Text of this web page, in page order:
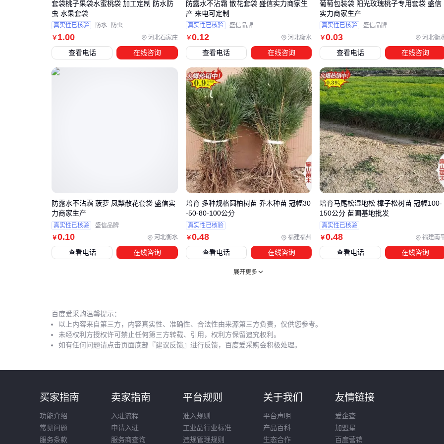
少冷凝水对水果表皮的损害。对于需要品牌展示的种植户，可
定制LOGO的牛皮纸果袋既能满足功能性需求，又能提升产品
最终选型需综合评估成本、效果和操作便利性。例如，低价PE
果袋可能短期成本低，但长期更换频率高；而无纺布袋虽单价
较高，但耐用性和透气性更优。建议先小批量试用，观察实际
效果后再决定采购量。
四、为什么买了套果袋还要考虑配套工具？
采购套果袋只是第一步，实际使用中常因忽略配套工具而影响
整体效率。例如，高空作业时缺乏防滑采摘鞋会增加操作风
险，而普通捆扎绳可能在风雨天气中松动，导致果袋脱落。这
些看似次要的配件，往往决定了套袋作业的稳定性和安全性。
关键配套设备可分为三类：
高空作业辅助：如防滑采摘鞋或爬树铁鞋
捆扎加固类：专用果袋捆扎绳
或尼龙自锁扎带，比普通绳
子更耐风雨侵蚀
效率工具：如
例如柑橘类果树通常较高大，需要搭配
藤本植物则更依赖灵活的
即使选对产品和工具，操作不当仍会导致效果打折。最常见的
问题是捆扎过紧，既影响果实生长又可能勒伤果柄。优质果袋
捆扎绳应保留约一指宽的松动空间，既能固定又不会限制发
￥1.00 河北石家庄
套袋桃子果袋水蜜桃袋 加工定制 防水防
虫 水果套袋
真实性已核验 防水 防虫
查看电话 在线咨询
￥0.12 河北衡水
防露水不沾霜 散花套袋 盛信实力商家生
产 来电可定制
真实性已核验 盛信品牌
查看电话 在线咨询
￥0.03 河北衡
葡萄包装袋 阳光玫瑰桃子专用套袋 盛信
实力商家生产
真实性已核验 盛信品牌
查看电话 在线咨询
￥0.10 河北衡水
防露水不沾霜 菠萝 凤梨散花套袋 盛信实
力商家生产
真实性已核验 盛信品牌
查看电话 在线咨询
￥0.48 福建福州
培育 多种规格圆柏树苗 乔木种苗 冠幅30
-50-80-100公分
真实性已核验
查看电话 在线咨询
￥0.48 福建南
培育马尾松湿地松 樟子松树苗 冠幅100-
150公分 苗圃基地批发
真实性已核验
查看电话 在线咨询
展开更多
百度爱采购温馨提示：
以上内容来自第三方，内容真实性、准确性、合法性由来源第三方负责，仅供您参考。
未经权利方授权许可禁止任何第三方转载、引用，权利方保留追究权利。
如有任何问题请点击页面底部『建议反馈』进行反馈，百度爱采购会积极处理。
买家指南
功能介绍
常见问题
服务条款
卖家指南
入驻流程
申请入驻
服务商查询
平台规则
准入规则
工业品行业标准
违规管理规则
关于我们
平台声明
产品百科
生态合作
友情链接
爱企查
加盟星
百度营销